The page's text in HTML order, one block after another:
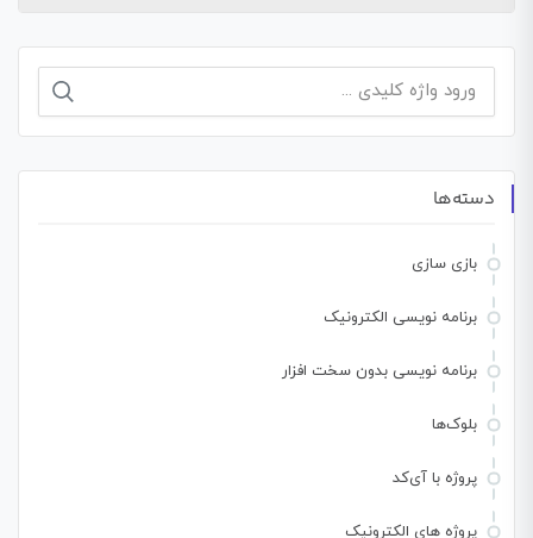
جستجو
دسته‌ها
بازی سازی
برنامه نویسی الکترونیک
برنامه نویسی بدون سخت افزار
بلوک‌ها
پروژه با آی‌کد
پروژه های الکترونیک